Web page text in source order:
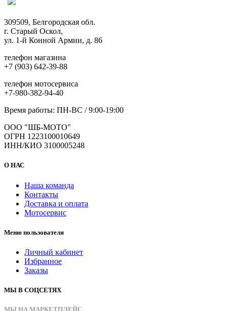
309509, Белгородская обл.
г. Старый Оскол,
ул. 1-й Конной Армии, д. 86
телефон магазина
+7 (903) 642-39-88
телефон мотосервиса
+7-980-382-94-40
Время работы: ПН-ВС / 9:00-19:00
ООО "ШБ-МОТО"
ОГРН 1223100010649
ИНН/КИО 3100005248
О НАС
Наша команда
Контакты
Доставка и оплата
Мотосервис
Меню пользователя
Личный кабинет
Избранное
Заказы
МЫ В СОЦСЕТЯХ
МЫ НА МАРКЕТПЛЕЙС